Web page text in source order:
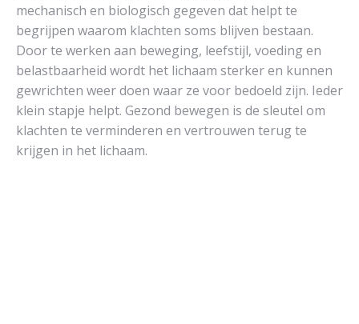
mechanisch en biologisch gegeven dat helpt te
begrijpen waarom klachten soms blijven bestaan.
Door te werken aan beweging, leefstijl, voeding en
belastbaarheid wordt het lichaam sterker en kunnen
gewrichten weer doen waar ze voor bedoeld zijn. Ieder
klein stapje helpt. Gezond bewegen is de sleutel om
klachten te verminderen en vertrouwen terug te
krijgen in het lichaam.